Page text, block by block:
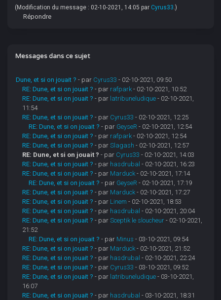
(Modification du message : 02-10-2021, 14:05 par Cyrus33 .)
Répondre
Messages dans ce sujet
Dune, et si on jouait ? - par Cyrus33 - 02-10-2021, 09:50
RE: Dune, et si on jouait ? - par rafpark - 02-10-2021, 10:52
RE: Dune, et si on jouait ? - par latribuneludique - 02-10-2021,
11:54
RE: Dune, et si on jouait ? - par Cyrus33 - 02-10-2021, 12:25
RE: Dune, et si on jouait ? - par GeyseR - 02-10-2021, 12:54
RE: Dune, et si on jouait ? - par rafpark - 02-10-2021, 12:54
RE: Dune, et si on jouait ? - parSlagash - 02-10-2021, 12:57
RE: Dune, et si on jouait ? - par Cyrus33 - 02-10-2021, 14:03
RE: Dune, et si on jouait ? - par hasdrubal - 02-10-2021, 16:23
RE: Dune, et si on jouait ? - par Marduck - 02-10-2021, 17:14
RE: Dune, et si on jouait ? - par GeyseR - 02-10-2021, 17:19
RE: Dune, et si on jouait ? - par Marduck - 02-10-2021, 17:27
RE: Dune, et si on jouait ? - par Linem - 02-10-2021, 18:53
RE: Dune, et si on jouait ? - par hasdrubal - 02-10-2021, 20:04
RE: Dune, et si on jouait ? - parSceptik le sloucheur - 02-10-2021,
21:52
RE: Dune, et si on jouait ? - par Minus - 03-10-2021, 09:54
RE: Dune, et si on jouait ? - par Marduck - 02-10-2021, 21:52
RE: Dune, et si on jouait ? - par hasdrubal - 02-10-2021, 22:24
RE: Dune, et si on jouait ? - par Cyrus33 - 03-10-2021, 09:52
RE: Dune, et si on jouait ? - par latribuneludique - 03-10-2021,
16:07
RE: Dune, et si on jouait ? - par hasdrubal - 03-10-2021, 18:31